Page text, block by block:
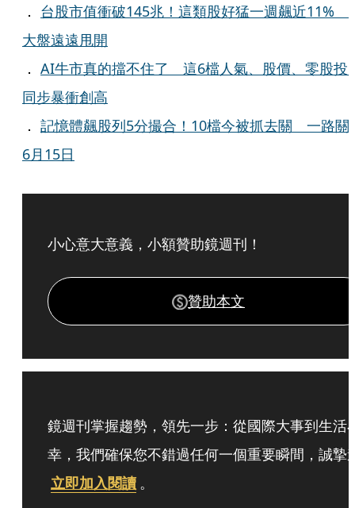
． 台股市值衝破145兆！這類股好猛一週飆近11%
大盤遠遠甩開
． AI牛市真的擋不住了 這6檔人氣、股價、零股投
同步暴衝創高
． 記憶體飆股列5分撮合！10檔今被抓去關 一路關
6月15日
小心意大意義，小額贊助鏡週刊！
贊助本文
鏡週刊掌握趨勢，領先一步：從國際大事到生活
幸，我們確保您不錯過任何一個重要瞬間，誠摯
立即加入閱讀 。